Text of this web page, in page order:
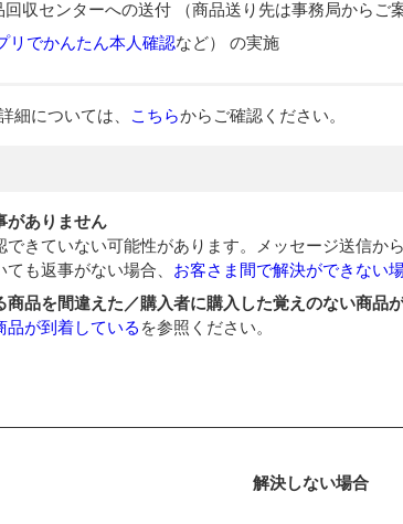
収センターへの送付 （商品送り先は事務局からご
リでかんたん本人確認など） の実施
細については、 こちらからご確認ください。
がありません
できていない可能性があります。メッセージ送信か
も返事がない場合、 お客さま間で解決ができない
商品を間違えた／購入者に購入した覚えのない商品
品が到着している を参照ください。
解決しない場合